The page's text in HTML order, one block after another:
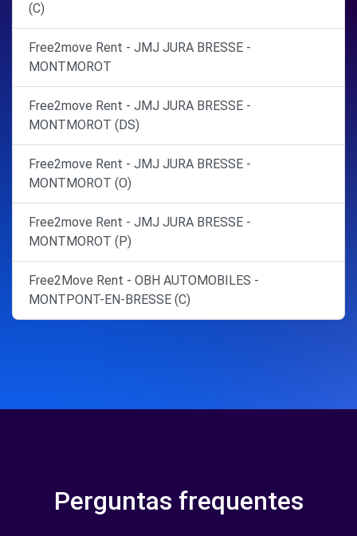
(C)
Free2move Rent - JMJ JURA BRESSE -
MONTMOROT
Free2move Rent - JMJ JURA BRESSE -
MONTMOROT (DS)
Free2move Rent - JMJ JURA BRESSE -
MONTMOROT (O)
Free2move Rent - JMJ JURA BRESSE -
MONTMOROT (P)
Free2Move Rent - OBH AUTOMOBILES -
MONTPONT-EN-BRESSE (C)
Perguntas frequentes